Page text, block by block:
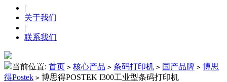
|
关于我们
|
联系我们
当前位置: 首页 > 核心产品 > 条码打印机 > 国产品牌 > 博思
得Postek > 博思得POSTEK I300工业型条码打印机